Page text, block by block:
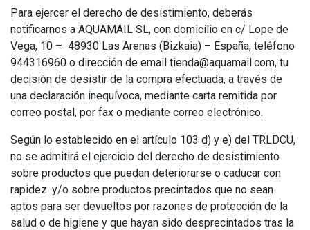
Para ejercer el derecho de desistimiento, deberás
notificarnos a AQUAMAIL SL, con domicilio en c/ Lope de
Vega, 10 – 48930 Las Arenas (Bizkaia) – España, teléfono
944316960 o dirección de email tienda@aquamail.com, tu
decisión de desistir de la compra efectuada, a través de
una declaración inequívoca, mediante carta remitida por
correo postal, por fax o mediante correo electrónico.
Según lo establecido en el artículo 103 d) y e) del TRLDCU,
no se admitirá el ejercicio del derecho de desistimiento
sobre productos que puedan deteriorarse o caducar con
rapidez. y/o sobre productos precintados que no sean
aptos para ser devueltos por razones de protección de la
salud o de higiene y que hayan sido desprecintados tras la